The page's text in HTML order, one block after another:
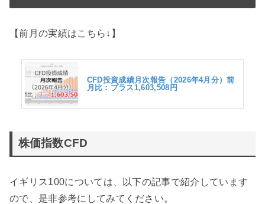
【前月の実績はこちら↓】
CFD投資成績月次報告（2026年4月分）前
月比：プラス1,603,508円
株価指数CFD
イギリス100については、以下の記事で紹介しています
ので、是非参考にしてみてください。